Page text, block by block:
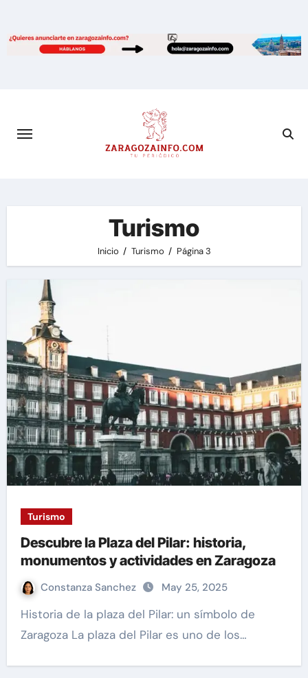
contenido
Turismo
Inicio Turismo Página 3
Turismo
Descubre la Plaza del Pilar: historia,
monumentos y actividades en Zaragoza
Constanza Sanchez May 25, 2025
Historia de la plaza del Pilar: un símbolo de
Zaragoza La plaza del Pilar es uno de los…